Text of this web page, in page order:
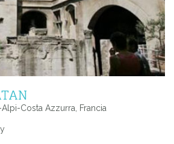
Costa Azzurra, Francia